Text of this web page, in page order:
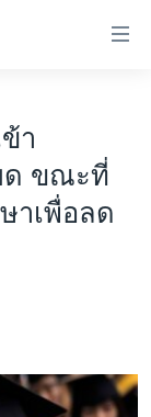
า
ด ขณะที่
าเพื่อลด